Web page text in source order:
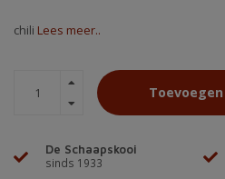
chili Lees meer..
De Schaapskooi
sinds 1933